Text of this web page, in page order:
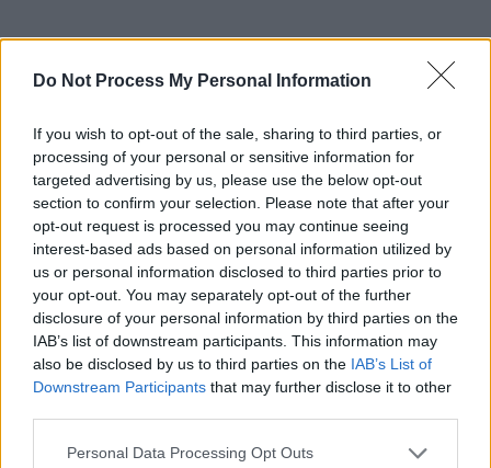
Do Not Process My Personal Information
If you wish to opt-out of the sale, sharing to third parties, or
processing of your personal or sensitive information for
targeted advertising by us, please use the below opt-out
section to confirm your selection. Please note that after your
opt-out request is processed you may continue seeing
interest-based ads based on personal information utilized by
us or personal information disclosed to third parties prior to
your opt-out. You may separately opt-out of the further
disclosure of your personal information by third parties on the
IAB’s list of downstream participants. This information may
also be disclosed by us to third parties on the IAB’s List of
Downstream Participants that may further disclose it to other
Personal Data Processing Opt Outs
ad
*SONDAJ. Liberalii,